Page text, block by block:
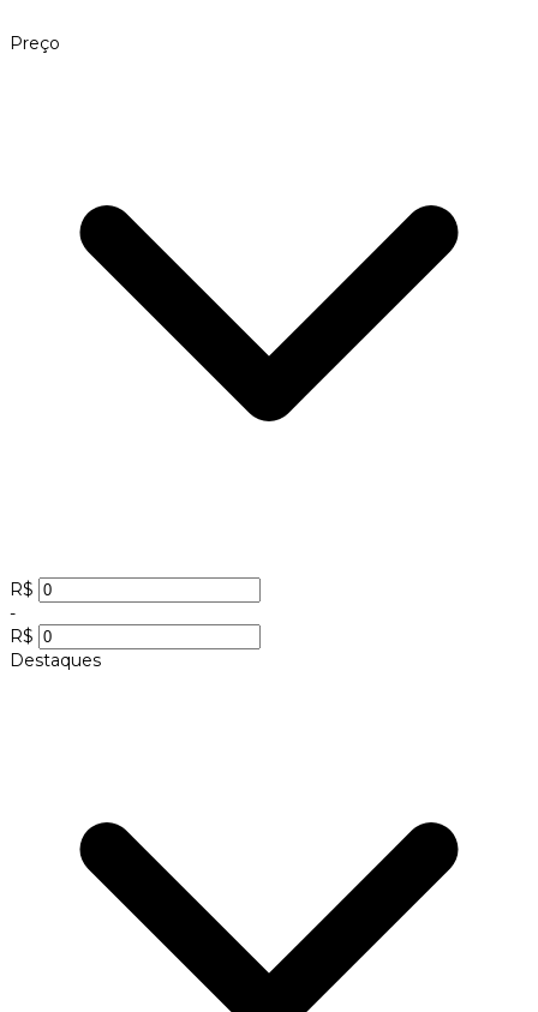
Preço
R$
-
R$
Destaques